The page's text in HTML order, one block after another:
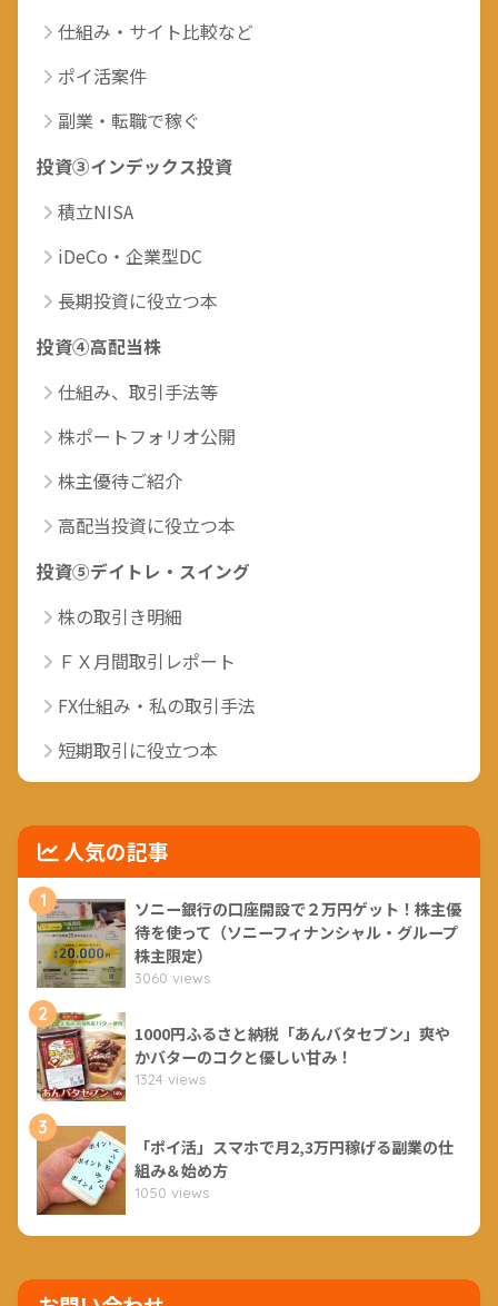
仕組み・サイト比較など
ポイ活案件
副業・転職で稼ぐ
投資③インデックス投資
積立NISA
iDeCo・企業型DC
長期投資に役立つ本
投資④高配当株
仕組み、取引手法等
株ポートフォリオ公開
株主優待ご紹介
高配当投資に役立つ本
投資⑤デイトレ・スイング
株の取引き明細
ＦＸ月間取引レポート
FX仕組み・私の取引手法
短期取引に役立つ本
人気の記事
1
ソニー銀行の口座開設で２万円ゲット！株主優
待を使って（ソニーフィナンシャル・グループ
株主限定）
3060 views
2
1000円ふるさと納税「あんバタセブン」爽や
かバターのコクと優しい甘み！
1324 views
3
「ポイ活」スマホで月2,3万円稼げる副業の仕
組み＆始め方
1050 views